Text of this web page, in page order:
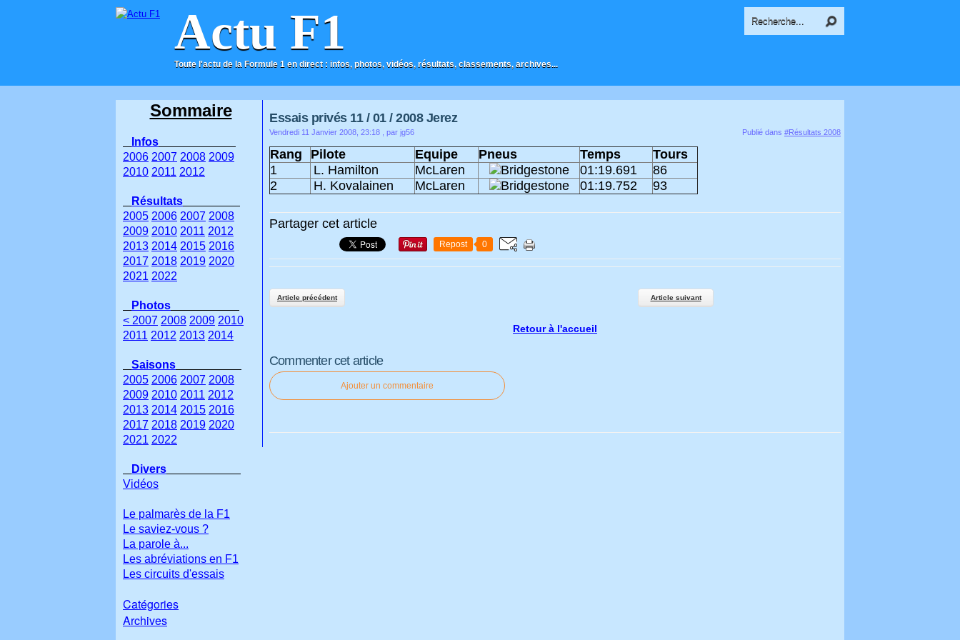
Actu F1
Toute l'actu de la Formule 1 en direct : infos, photos, vidéos, résultats, classements, archives...
ACCUEIL CONTACT
Essais privés 11 / 01 / 2008 Jerez
Vendredi 11 Janvier 2008, 23:18 , par jg56 Publié dans #Résultats 2008
Rang Pilote Equipe Pneus Temps
Tours
1
L. Hamilton McLaren 01:19.691
86
2
H. Kovalainen McLaren 01:19.752 93
Partager cet article
Repost 0
Article précédent Article suivant
Retour à l'accueil
Commenter cet article
Ajouter un commentaire
Sommaire
Infos
2006 2007 2008 2009
2010 2011 2012
Résultats
2005 2006 2007 2008
2009 2010 2011 2012
2013 2014 2015 2016
2017 2018 2019 2020
2021 2022
Photos
< 2007 2008 2009 2010
2011 2012 2013 2014
Saisons
2005 2006 2007 2008
2009 2010 2011 2012
2013 2014 2015 2016
2017 2018 2019 2020
2021 2022
Divers
Vidéos
Le palmarès de la F1
Le saviez-vous ?
La parole à...
Les abréviations en F1
Les circuits d'essais
Catégories
Archives